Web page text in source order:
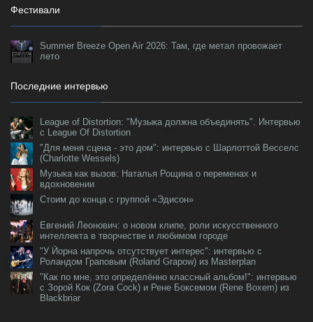
Фестивали
Summer Breeze Open Air 2026: Там, где метал провожает
лето
Последние интервью
League of Distortion: "Музыка должна объединять". Интервью
с League Of Distortion
"Для меня сцена - это дом": интервью с Шарлоттой Весселс
(Charlotte Wessels)
Музыка как вызов: Наталья Рощина о переменах и
вдохновении
Стоим до конца с группой «Эдисон»
Евгений Леонович: о новом клипе, роли искусственного
интеллекта в творчестве и любимом городе
"У Йорна напрочь отсутствует интерес": интервью с
Роландом Граповым (Roland Grapow) из Masterplan
"Как по мне, это определённо классный альбом!": интервью
с Зорой Кок (Zora Cock) и Рене Боксемом (Rene Boxem) из
Blackbriar